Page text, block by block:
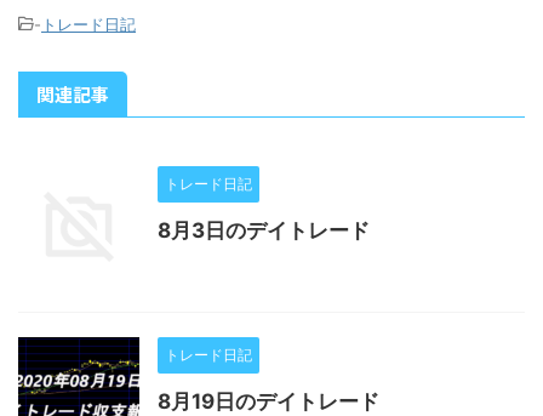
- トレード日記
関連記事
トレード日記
8月3日のデイトレード
トレード日記
8月19日のデイトレード